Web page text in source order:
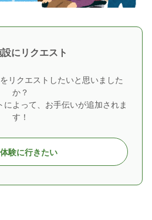
にリクエスト
リクエストしたいと思いました
か？
によって、お手伝いが追加されま
す！
験に行きたい